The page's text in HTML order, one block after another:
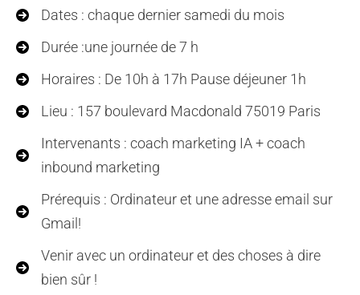
Dates : chaque dernier samedi du mois
Durée :une journée de 7 h
Horaires : De 10h à 17h Pause déjeuner 1h
Lieu : 157 boulevard Macdonald 75019 Paris
Intervenants : coach marketing IA + coach
inbound marketing
Prérequis : Ordinateur et une adresse email sur
Gmail!
Venir avec un ordinateur et des choses à dire
bien sûr !